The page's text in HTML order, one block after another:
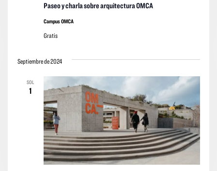
Paseo y charla sobre arquitectura OMCAcharla
Campus OMCA
Gratis
Septiembre de 2024
SOL
1